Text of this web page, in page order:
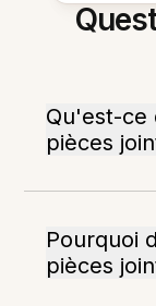
Qu'est-ce
pièces
Pourquoi
pièces